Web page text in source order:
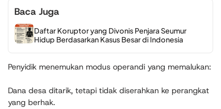
Baca Juga
Daftar Koruptor yang Divonis Penjara Seumur
Hidup Berdasarkan Kasus Besar di Indonesia
Penyidik menemukan modus operandi yang memalukan:
Dana desa ditarik, tetapi tidak diserahkan ke perangkat
yang berhak.